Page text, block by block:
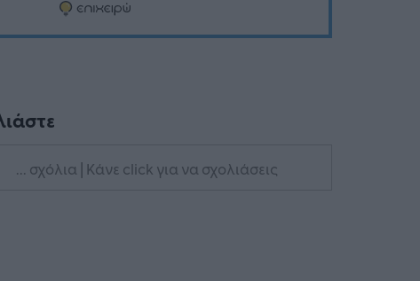
... σχόλια | Κάνε click για να σχολιάσεις